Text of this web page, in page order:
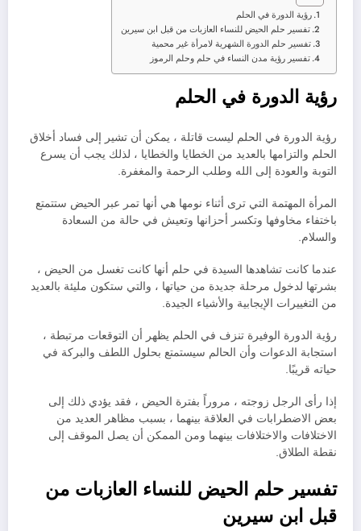
رؤية الدورة في الحلم
تفسير حلم الحيض للنساء العازبات من قبل ابن سيرين
تفسير حلم الدورة الشهرية لامرأة غير محمية
تفسير رؤية مدن النساء في حلم وحلم الرموز
رؤية الدورة في الحلم
رؤية الدورة في الحلم ليست قاتلة ، يمكن أن تشير إلى فساد أخلاق
الحلم والتزامها بالعديد من الخطايا والخطايا ، لذلك يجب أن يسرع
التوبة والعودة إلى الله وطلب الرحمة والمغفرة.
المرأة المهتمة التي ترى أثناء نومها هي أنها تمر عبر الحيض ستتمتع
باختفاء مخاوفها وتكسر أحزانها وتعيش في حالة من السعادة
والسلام.
عندما كانت تشاهدها السيدة في حلم أنها كانت تغسل من الحيض ،
بشرتها لدخول مرحلة جديدة من حياتها ، والتي ستكون مليئة بالعديد
من التغييرات الإيجابية والأشياء الجيدة.
رؤية الدورة الوفيرة تنزف في الحلم يظهر أن التوقعات مرتبطة ،
استجابة الدعوات وأن الحالم سيستمتع بحلول اللطف والبركة في
حياته قريبًا.
إذا رأى الرجل زوجته ، مروراً بفترة الحيض ، فقد يؤدي ذلك إلى
بعض الاضطرابات في العلاقة بينهما ، بسبب مظاهر العديد من
الاختلافات والاختلافات بينهما ومن الممكن أن يصل الموقف إلى
نقطة الطلاق.
تفسير حلم الحيض للنساء العازبات من
قبل ابن سيرين